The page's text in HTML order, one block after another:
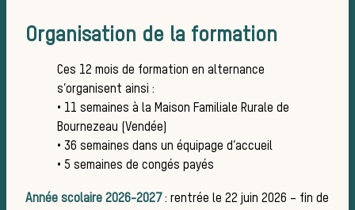
idées
Organisation de la formation
Ces 12 mois de formation en alternance
s’organisent ainsi :
• 11 semaines à la Maison Familiale Rurale de
Bournezeau (Vendée)
• 36 semaines dans un équipage d’accueil
• 5 semaines de congés payés
Année scolaire 2026-2027 : rentrée le 22 juin 2026 – fin de